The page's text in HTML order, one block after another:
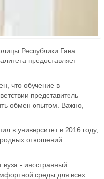
Республики Гана.
предоставляет
что обучение в
представитель
обмен опытом. Важно,
в университет в 2016 году,
отношений
- иностранный
среды для всех